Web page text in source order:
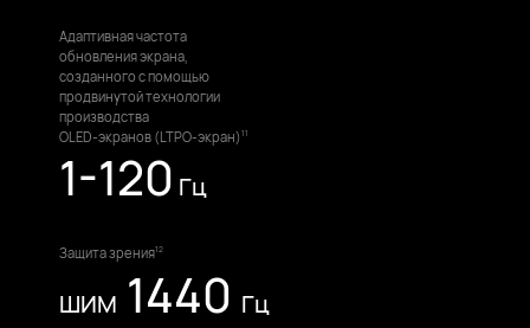
Адаптивная частота
обновления экрана,
созданного с помощью
продвинутой технологии
производства
OLED-экранов (LTPO-экран)⁠ 11
1-120 Гц
Защита зрения12
ШИМ 1440 Гц